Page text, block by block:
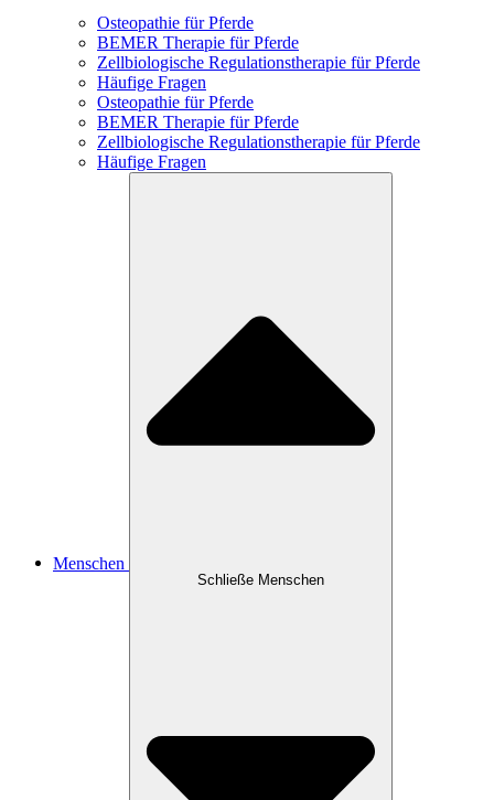
Osteopathie für Pferde
BEMER Therapie für Pferde
Zellbiologische Regulationstherapie für Pferde
Häufige Fragen
Osteopathie für Pferde
BEMER Therapie für Pferde
Zellbiologische Regulationstherapie für Pferde
Häufige Fragen
Menschen
Schließe Menschen